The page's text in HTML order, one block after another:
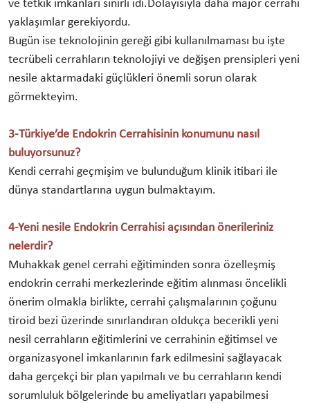
ve tetkik imkanları sınırlı idi.Dolayısıyla daha majör cerrahi
yaklaşımlar gerekiyordu.
Bugün ise teknolojinin gereği gibi kullanılmaması bu işte
tecrübeli cerrahların teknolojiyi ve değişen prensipleri yeni
nesile aktarmadaki güçlükleri önemli sorun olarak
görmekteyim.
3-Türkiye’de Endokrin Cerrahisinin konumunu nasıl
buluyorsunuz?
Kendi cerrahi geçmişim ve bulunduğum klinik itibari ile
dünya standartlarına uygun bulmaktayım.
4-Yeni nesile Endokrin Cerrahisi açısından önerileriniz
nelerdir?
Muhakkak genel cerrahi eğitiminden sonra özelleşmiş
endokrin cerrahi merkezlerinde eğitim alınması öncelikli
önerim olmakla birlikte, cerrahi çalışmalarının çoğunu
tiroid bezi üzerinde sınırlandıran oldukça becerikli yeni
nesil cerrahların eğitimlerini ve cerrahinin eğitimsel ve
organizasyonel imkanlarının fark edilmesini sağlayacak
daha gerçekçi bir plan yapılmalı ve bu cerrahların kendi
sorumluluk bölgelerinde bu ameliyatları yapabilmesi